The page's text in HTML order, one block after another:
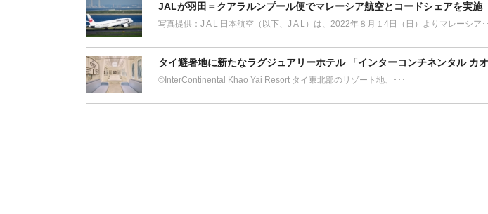
JALが羽田＝クアラルンプール便でマレーシア航空とコードシェアを実施
写真提供：J A L 日本航空（以下、J A L）は、2022年８月１4日（日）よりマレーシア･
タイ避暑地に新たなラグジュアリーホテル 「インターコンチネンタル カ
©︎InterContinental Khao Yai Resort タイ東北部のリゾート地、･･･